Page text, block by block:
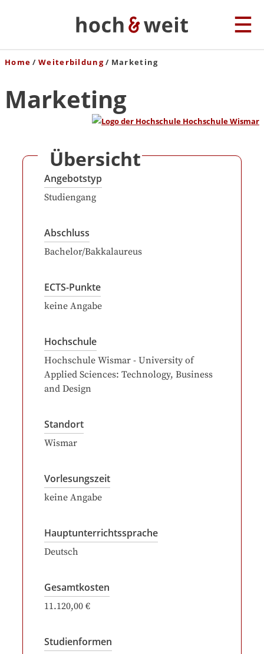
Home Weiterbildung Marketing
Marketing
Übersicht
Angebotstyp
Studiengang
Abschluss
Bachelor/Bakkalaureus
ECTS-Punkte
keine Angabe
Hochschule
Hochschule Wismar - University of
Applied Sciences: Technology, Business
and Design
Standort
Wismar
Vorlesungszeit
keine Angabe
Hauptunterrichtssprache
Deutsch
Gesamtkosten
11.120,00 €
Studienformen